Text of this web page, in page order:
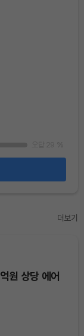
더보기
원 상당 에어